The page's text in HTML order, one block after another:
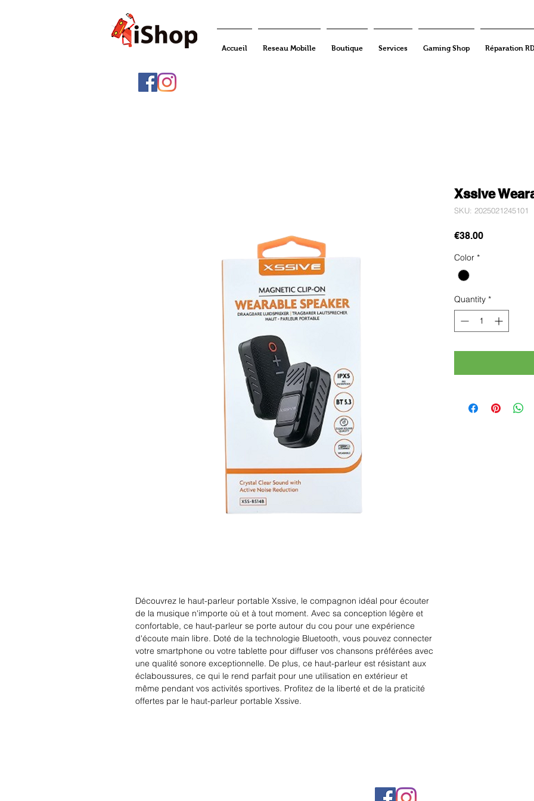
Accueil Reseau Mobille Boutique Services Gaming Shop Réparation
Découvrez le haut-parleur portable Xssive, le compagnon idéal pour écouter
de la musique n'importe où et à tout moment. Avec sa conception légère et
confortable, ce haut-parleur se porte autour du cou pour une expérience
d'écoute main libre. Doté de la technologie Bluetooth, vous pouvez connecter
votre smartphone ou votre tablette pour diffuser vos chansons préférées avec
une qualité sonore exceptionnelle. De plus, ce haut-parleur est résistant aux
éclaboussures, ce qui le rend parfait pour une utilisation en extérieur et
même pendant vos activités sportives. Profitez de la liberté et de la praticité
offertes par le haut-parleur portable Xssive.
Xssive
SKU: 2025021245101
€38.00Price
Color *
Quantity *